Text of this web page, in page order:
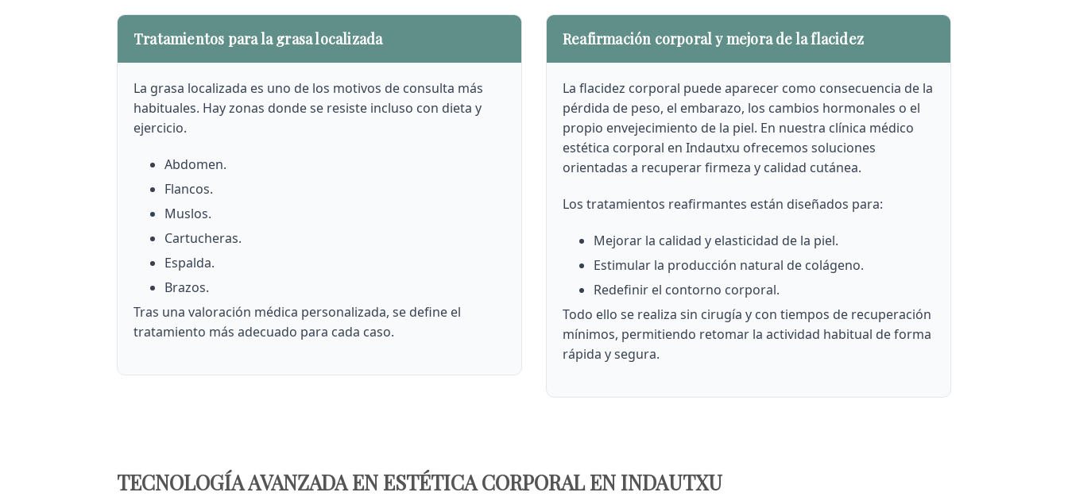
Tratamientos para la grasa localizada
La grasa localizada es uno de los motivos de consulta más
habituales. Hay zonas donde se resiste incluso con dieta y
ejercicio.
Abdomen.
Flancos.
Muslos.
Cartucheras.
Espalda.
Brazos.
Tras una valoración médica personalizada, se define el
tratamiento más adecuado para cada caso.
Reafirmación corporal y mejora de la flacidez
La flacidez corporal puede aparecer como consecuencia de la
pérdida de peso, el embarazo, los cambios hormonales o el
propio envejecimiento de la piel. En nuestra clínica médico
estética corporal en Indautxu ofrecemos soluciones
orientadas a recuperar firmeza y calidad cutánea.
Los tratamientos reafirmantes están diseñados para:
Mejorar la calidad y elasticidad de la piel.
Estimular la producción natural de colágeno.
Redefinir el contorno corporal.
Todo ello se realiza sin cirugía y con tiempos de recuperación
mínimos, permitiendo retomar la actividad habitual de forma
rápida y segura.
TECNOLOGÍA AVANZADA EN ESTÉTICA CORPORAL EN INDAUTXU